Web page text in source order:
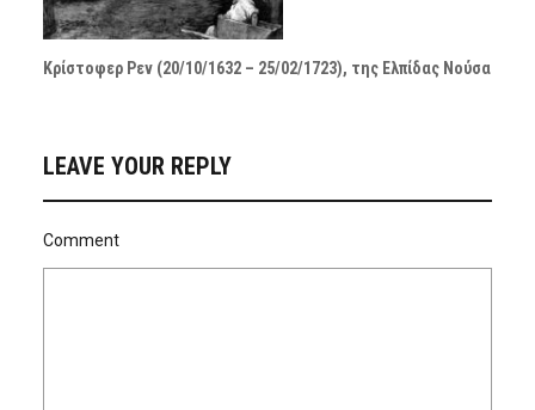
Κρίστοφερ Ρεν (20/10/1632 – 25/02/1723), της Ελπίδας Νούσα
LEAVE YOUR REPLY
Comment